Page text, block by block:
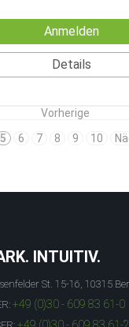
Anmelden
Details
Vorherige
5 6 7 8 9 10
INTUITIV.
St. 15-16, 10315
+49 (0)30 - 609 83 61-0